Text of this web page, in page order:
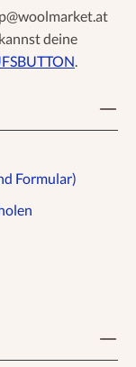
deine
.
Formular)